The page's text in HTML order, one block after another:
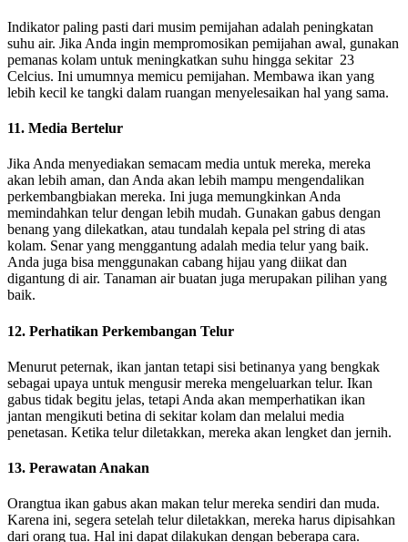
Indikator paling pasti dari musim pemijahan adalah peningkatan
suhu air. Jika Anda ingin mempromosikan pemijahan awal, gunakan
pemanas kolam untuk meningkatkan suhu hingga sekitar 23
Celcius. Ini umumnya memicu pemijahan. Membawa ikan yang
lebih kecil ke tangki dalam ruangan menyelesaikan hal yang sama.
11. Media Bertelur
Jika Anda menyediakan semacam media untuk mereka, mereka
akan lebih aman, dan Anda akan lebih mampu mengendalikan
perkembangbiakan mereka. Ini juga memungkinkan Anda
memindahkan telur dengan lebih mudah. Gunakan gabus dengan
benang yang dilekatkan, atau tundalah kepala pel string di atas
kolam. Senar yang menggantung adalah media telur yang baik.
Anda juga bisa menggunakan cabang hijau yang diikat dan
digantung di air. Tanaman air buatan juga merupakan pilihan yang
baik.
12. Perhatikan Perkembangan Telur
Menurut peternak, ikan jantan tetapi sisi betinanya yang bengkak
sebagai upaya untuk mengusir mereka mengeluarkan telur. Ikan
gabus tidak begitu jelas, tetapi Anda akan memperhatikan ikan
jantan mengikuti betina di sekitar kolam dan melalui media
penetasan. Ketika telur diletakkan, mereka akan lengket dan jernih.
13. Perawatan Anakan
Orangtua ikan gabus akan makan telur mereka sendiri dan muda.
Karena ini, segera setelah telur diletakkan, mereka harus dipisahkan
dari orang tua. Hal ini dapat dilakukan dengan beberapa cara.